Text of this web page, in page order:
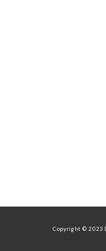
Copyright © 2023